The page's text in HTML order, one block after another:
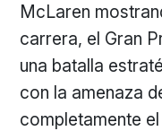
McLaren
carrera, el Gran
una batalla
con la amenaza
completamente